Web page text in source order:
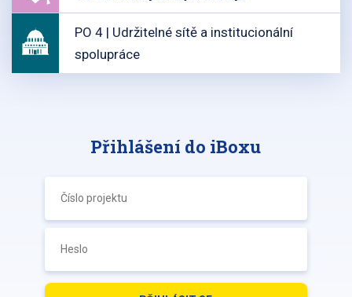
PO 4 | Udržitelné sítě a institucionální
spolupráce
Přihlášení do iBoxu